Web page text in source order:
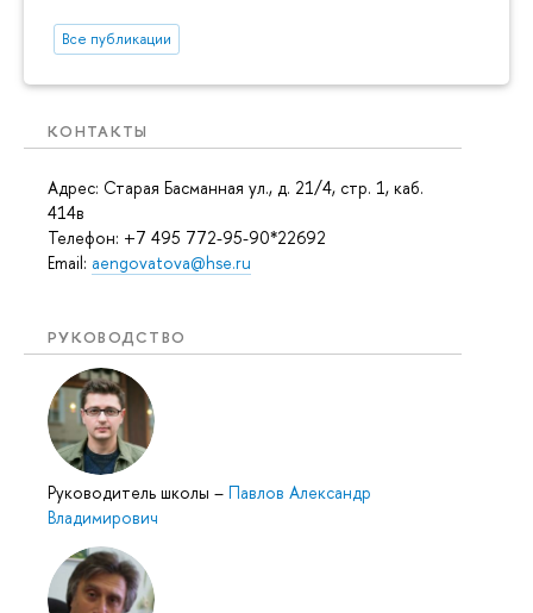
Все публикации
КОНТАКТЫ
Адрес: Старая Басманная ул., д. 21/4, стр. 1, каб.
414в
Телефон: +7 495 772-95-90*22692
Email: aengovatova@hse.ru
РУКОВОДСТВО
Руководитель школы – Павлов Александр
Владимирович